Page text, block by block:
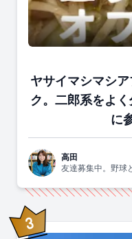
ヤサイマシマシア
ヤサイマシマシ
ク。二郎系をよ
に
高田
友達募集中。野球
3位